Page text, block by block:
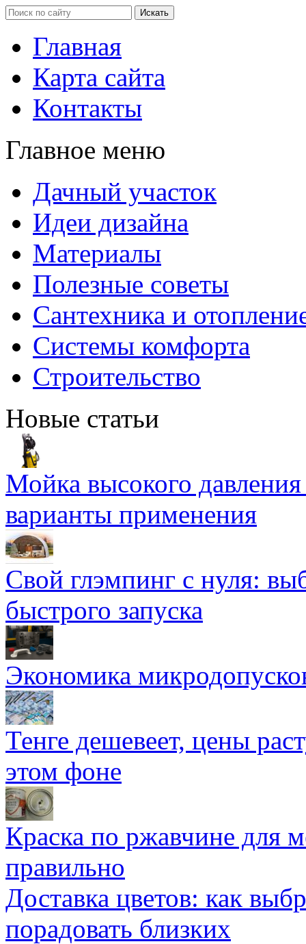
Главная
Карта сайта
Контакты
Главное меню
Дачный участок
Идеи дизайна
Материалы
Полезные советы
Сантехника и
Системы комфорта
Строительство
Новые статьи
Мойка высокого
варианты применения
Свой глэмпинг с нуля:
быстрого запуска
Экономика
Тенге дешевеет, цены
этом фоне
Краска по ржавчине для
правильно
Доставка цветов: как
порадовать близких